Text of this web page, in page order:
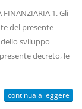
FINANZIARIA 1. Gli
del presente
sviluppo
decreto, le
continua a leggere